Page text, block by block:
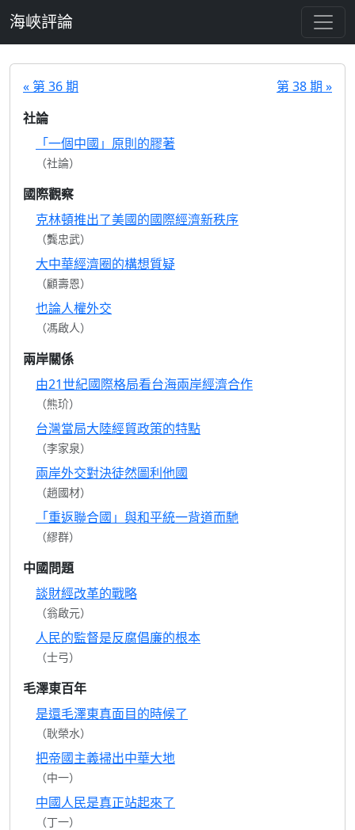
海峽評論
« 第 36 期
第 38 期 »
社論
「一個中國」原則的膠著
（社論）
國際觀察
克林頓推出了美國的國際經濟新秩序
（龔忠武）
大中華經濟圈的構想質疑
（顧壽恩）
也論人權外交
（馮啟人）
兩岸關係
由21世紀國際格局看台海兩岸經濟合作
（熊玠）
台灣當局大陸經貿政策的特點
（李家泉）
兩岸外交對決徒然圖利他國
（趙國材）
「重返聯合國」與和平統一背道而馳
（繆群）
中國問題
談財經改革的戰略
（翁啟元）
人民的監督是反腐倡廉的根本
（士弓）
毛澤東百年
是還毛澤東真面目的時候了
（耿榮水）
把帝國主義掃出中華大地
（中一）
中國人民是真正站起來了
（丁一）